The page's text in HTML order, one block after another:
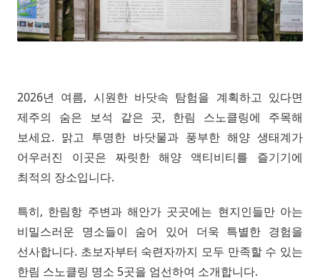
2026년 여름, 시원한 바닷속 탐험을 계획하고 있다면
제주의 숨은 보석 같은 곳, 한림 스노클링에 주목해
보세요. 맑고 투명한 바닷물과 풍부한 해양 생태계가
어우러진 이곳은 짜릿한 해양 액티비티를 즐기기에
최적의 장소입니다.
특히, 한림항 주변과 해안가 곳곳에는 현지인들만 아는
비밀스러운 명소들이 숨어 있어 더욱 특별한 경험을
선사합니다. 초보자부터 숙련자까지 모두 만족할 수 있는
한림 스노클링 명소 5곳을 엄선하여 소개합니다.